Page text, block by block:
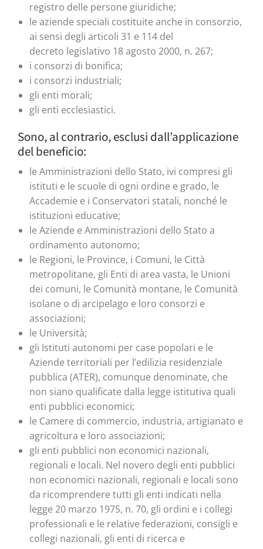
registro delle persone giuridiche;
le aziende speciali costituite anche in consorzio,
ai sensi degli articoli 31 e 114 del
decreto legislativo 18 agosto 2000, n. 267;
i consorzi di bonifica;
i consorzi industriali;
gli enti morali;
gli enti ecclesiastici.
Sono, al contrario, esclusi dall’applicazione
del beneficio:
le Amministrazioni dello Stato, ivi compresi gli
istituti e le scuole di ogni ordine e grado, le
Accademie e i Conservatori statali, nonché le
istituzioni educative;
le Aziende e Amministrazioni dello Stato a
ordinamento autonomo;
le Regioni, le Province, i Comuni, le Città
metropolitane, gli Enti di area vasta, le Unioni
dei comuni, le Comunità montane, le Comunità
isolane o di arcipelago e loro consorzi e
associazioni;
le Università;
gli Istituti autonomi per case popolari e le
Aziende territoriali per l’edilizia residenziale
pubblica (ATER), comunque denominate, che
non siano qualificate dalla legge istitutiva quali
enti pubblici economici;
le Camere di commercio, industria, artigianato e
agricoltura e loro associazioni;
gli enti pubblici non economici nazionali,
regionali e locali. Nel novero degli enti pubblici
non economici nazionali, regionali e locali sono
da ricomprendere tutti gli enti indicati nella
legge 20 marzo 1975, n. 70, gli ordini e i collegi
professionali e le relative federazioni, consigli e
collegi nazionali, gli enti di ricerca e